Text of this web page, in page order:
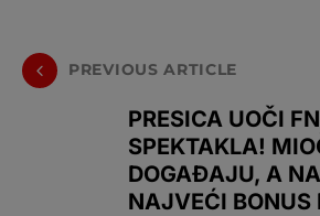
PREVIOUS ARTICLE
PRESICA UOČI
SPEKTAKLA!
DOGAĐAJU, A
NAJVEĆI BONUS